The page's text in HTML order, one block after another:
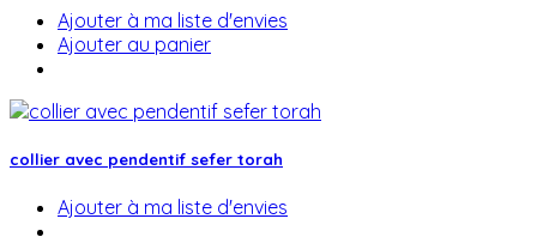
Ajouter à ma liste d'envies
Ajouter au panier
collier avec pendentif sefer torah
Ajouter à ma liste d'envies